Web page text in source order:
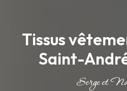
Tissus
Saint-
Serge et